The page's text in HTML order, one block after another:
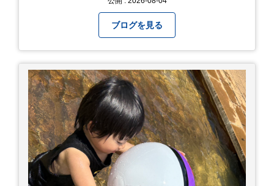
に反応しない、まっすぐ歩けない 症状7 水分補給
に医療機関へ相談、または救急車を呼びましょう
□涼しい場所へ移動しましょう □衣服を脱がし、
体を冷やして体温を下げましょう □塩分や水分を
補給しましょう 一番大切な命を守って、夏を乗り
切りましょう！
ブログを見る